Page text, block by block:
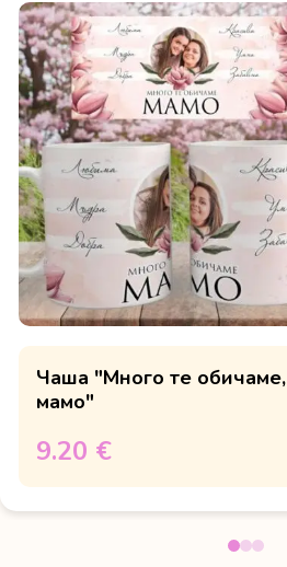
Чаша "Много те обичаме,
мамо"
9.20 €